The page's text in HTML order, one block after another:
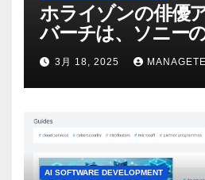
ホライゾンの俳優
バーチは、ソニー
ビデオを見て「ゲ
マンスという芸術
感じた」と語る –
3月 18, 2025
AI SOFTWARE DEVELOPMENT